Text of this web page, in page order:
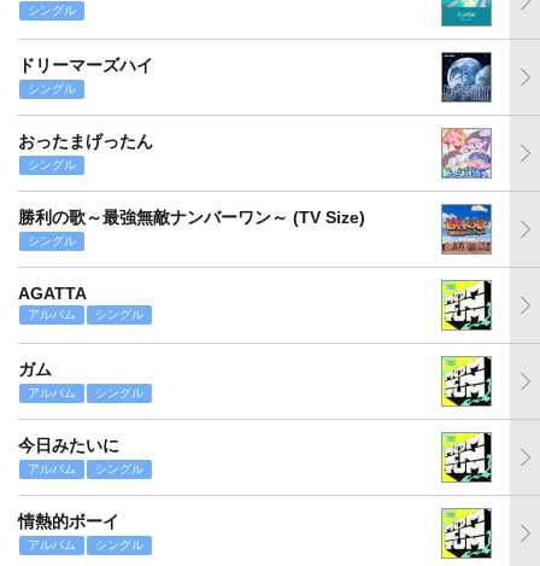
シングル
ドリーマーズハイ
シングル
おったまげったん
シングル
勝利の歌～最強無敵ナンバーワン～ (TV Size)
シングル
AGATTA
アルバム シングル
ガム
アルバム シングル
今日みたいに
アルバム シングル
情熱的ボーイ
アルバム シングル